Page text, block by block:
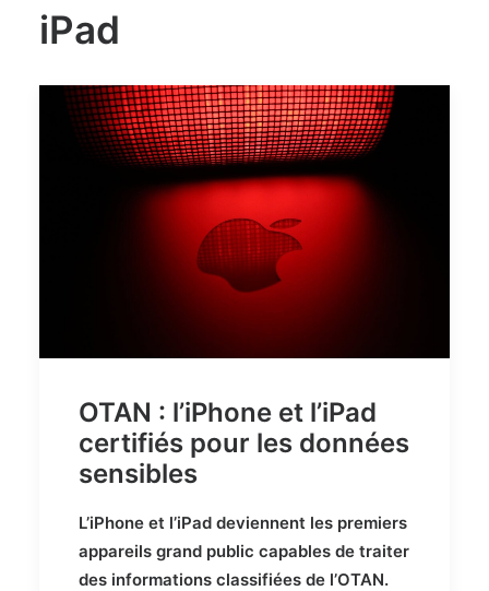
iPad
OTAN : l’iPhone et l’iPad
certifiés pour les données
sensibles
L’iPhone et l’iPad deviennent les premiers
appareils grand public capables de traiter
des informations classifiées de l’OTAN.